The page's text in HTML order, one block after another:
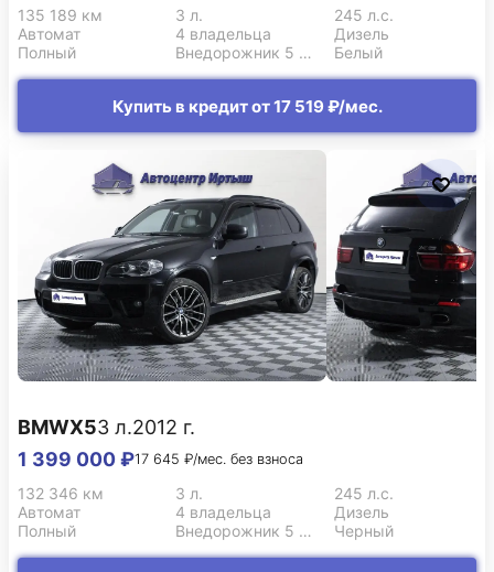
135 189 км 3 л.
245 л.с.
Автомат
4 владельца
Дизель
Полный
Внедорожник 5 дв. Белый
Купить в кредит от 17 519 ₽/мес.
BMWX53 л.2012 г.
1 399 000 ₽17 645 ₽/мес. без взноса
132 346 км 3 л.
245 л.с.
Автомат
4 владельца
Дизель
Полный
Внедорожник 5 дв. Черный